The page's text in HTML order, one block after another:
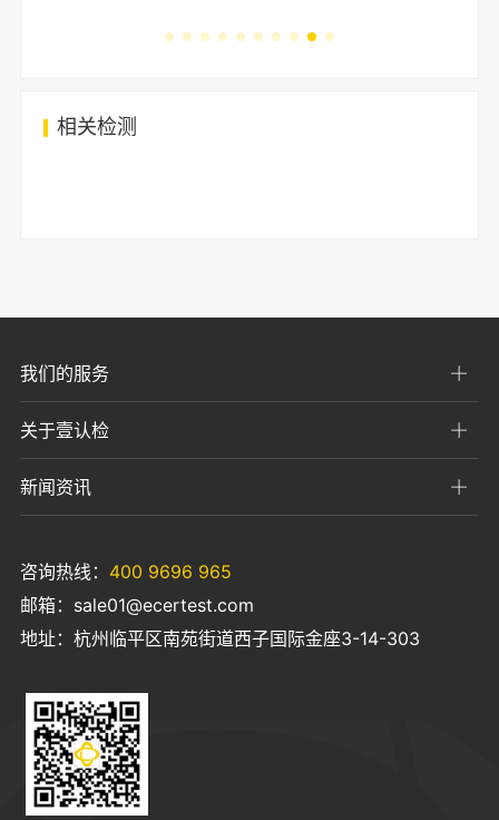
相关检测
我们的服务
关于壹认检
新闻资讯
咨询热线： 400 9696 965
邮箱：sale01@ecertest.com
地址：杭州临平区南苑街道西子国际金座3-14-303